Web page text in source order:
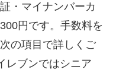
・マイナンバーカ
円です。手数料を
の項目で詳しくご
レブンではシニア